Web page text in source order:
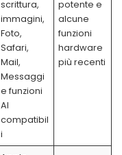
scrittura,
immagini,
Foto,
Safari,
Mail,
Messaggi
e funzioni
AI
compatibil
i
potente e
alcune
funzioni
hardware
più recenti